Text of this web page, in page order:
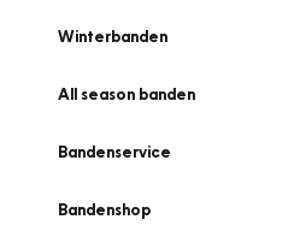
Winterbanden
All season banden
Bandenservice
Bandenshop